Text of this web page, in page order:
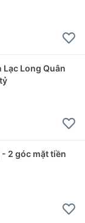
Lạc Long Quân
2 góc mặt tiền